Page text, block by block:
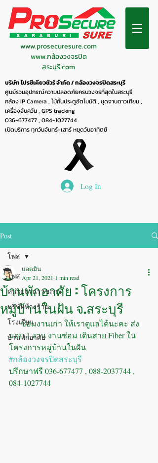
www.prosecuresure.com
www.กล้องวงจรปิด
สระบุรี.com
บริษัท โปรซีเคียวชัวร์ จำกัด / กล้องวงจรปิดสระบุรี
ศูนย์รวมอุปกรณ์ความปลอดภัยครบวงจรที่สุดในสระบุรี
กล้อง IP Camera , ไม้กั้นประตูอัตโมมัติ , ชุดจานดาวเทียม ,
เครื่องจับควัน , GPS tracking
036-677477, 084-1027744
เปิดบริการ ทุกวันจันทร์-เสาร์ หยุดวันอาทิตย์
Log In
Post
โพส
หน่วยงานราชการ
บริษัทห้างร้าน
โรงเรียน
บ้านพักอาศัย
โพส
บ้านพักอาศัย : โครงการ
หมู่บ้านในฝัน จ.สระบุรี
แอดมิน
Apr 21, 2021 1 min read
      ซ่อมงานเก่า ให้เราดูแลได้นะคะ ส่ง
มอบ 1 งาน งานซ่อม เดินสาย Fiber ใน
โครงการหมู่บ้านในฝัน
#กล้องวงจรปิดสระบุรี
ปรึกษาฟรี 036-677477 , 088-2037744 ,
084-1027744